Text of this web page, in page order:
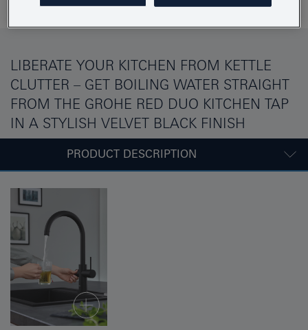
LIBERATE YOUR KITCHEN FROM KETTLE
CLUTTER – GET BOILING WATER STRAIGHT
FROM THE GROHE RED DUO KITCHEN TAP
IN A STYLISH VELVET BLACK FINISH
PRODUCT DESCRIPTION